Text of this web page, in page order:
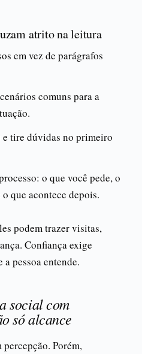
atrito na leitura
em vez de parágrafos
comuns para a
tire dúvidas no primeiro
o que você pede, o
que acontece depois.
podem trazer visitas,
Confiança exige
pessoa entende.
social com
só alcance
Porém,